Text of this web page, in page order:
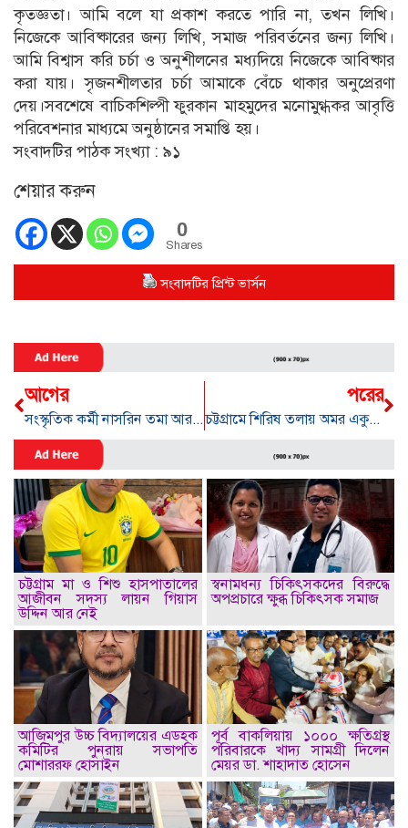
কৃতজ্ঞতা। আমি বলে যা প্রকাশ করতে পারি না, তখন লিখি।
নিজেকে আবিষ্কারের জন্য লিখি, সমাজ পরিবর্তনের জন্য লিখি।
আমি বিশ্বাস করি চর্চা ও অনুশীলনের মধ্যদিয়ে নিজেকে আবিষ্কার
করা যায়। সৃজনশীলতার চর্চা আমাকে বেঁচে থাকার অনুপ্রেরণা
দেয়।সবশেষে বাচিকশিল্পী ফুরকান মাহমুদের মনোমুগ্ধকর আবৃত্তি
পরিবেশনার মাধ্যমে অনুষ্ঠানের সমাপ্তি হয়।
সংবাদটির পাঠক সংখ্যা : ৯১
শেয়ার করুন
0
Shares
সংবাদটির প্রিন্ট ভার্সন
আগের
সংস্কৃতিক কর্মী নাসরিন তমা আর নেই
পরের
চট্টগ্রামে শিরিষ তলায় অমর একুশে বইমেলা শুভ উদ্বোধন
চট্টগ্রাম মা ও শিশু হাসপাতালের
আজীবন সদস্য লায়ন গিয়াস
উদ্দিন আর নেই
স্বনামধন্য চিকিৎসকদের বিরুদ্ধে
অপপ্রচারে ক্ষুব্ধ চিকিৎসক সমাজ
আজিমপুর উচ্চ বিদ্যালয়ের এডহক
কমিটির পুনরায় সভাপতি
মোশাররফ হোসাইন
পূর্ব বাকলিয়ায় ১০০০ ক্ষতিগ্রস্থ
পরিবারকে খাদ্য সামগ্রী দিলেন
মেয়র ডা. শাহাদাত হোসেন